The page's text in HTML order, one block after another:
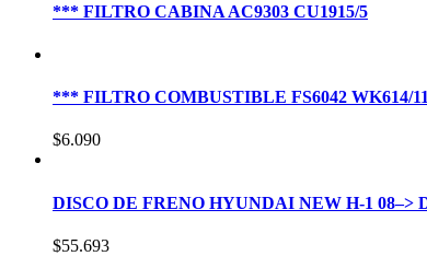
*** FILTRO CABINA AC9303 CU1915/5
*** FILTRO COMBUSTIBLE FS6042 WK614/11
$6.090
DISCO DE FRENO HYUNDAI NEW H-1 08–>
$55.693